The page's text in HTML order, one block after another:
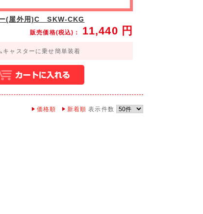
(屋外用)C SKW-CKG
販売価格(税込)： 11,440 円
キャスターに乗せ簡単装着
価格順 新着順 表示件数